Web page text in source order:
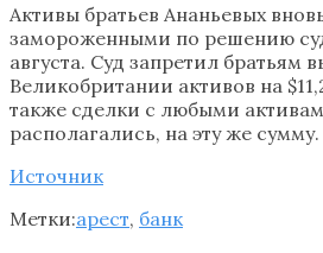
Активы братьев Ананьевых
замороженными по решению
августа. Суд запретил братьям
Великобритании активов на
также сделки с любыми
располагались, на эту же сумму.
Источник
Метки:арест, банк